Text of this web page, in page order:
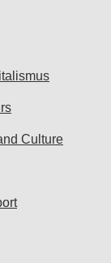
Culture